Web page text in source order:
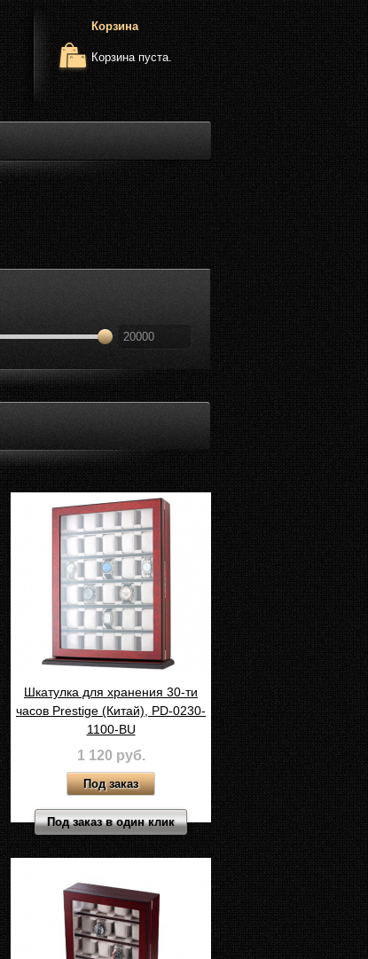
Корзина
Корзина пуста.
Шкатулка для хранения 30-ти
часов Prestige (Китай), PD-0230-
1100-BU
1 120 руб.
Под заказ в один клик